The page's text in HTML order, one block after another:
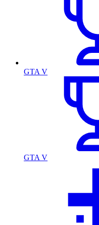
GTA V
GTA V